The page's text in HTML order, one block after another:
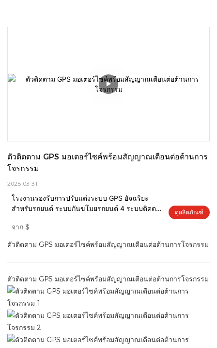
ตัวติดตาม GPS มอเตอร์ไซค์พร้อมสัญญาณเตือนต่อต้านการ
โจรกรรม
2025-03-31
โรงงานรองรับการปรับแต่งระบบ GPS อัจฉริยะ
สำหรับรถยนต์ ระบบกันขโมยรถยนต์ 4 ระบบติดตาม
แบบเรียลไทม์
จาก $
ดูผลิตภัณฑ์
ตัวติดตาม GPS มอเตอร์ไซค์พร้อมสัญญาณเตือนต่อต้านการโจรกรรม
ตัวติดตาม GPS มอเตอร์ไซค์พร้อมสัญญาณเตือนต่อต้านการโจรกรรม